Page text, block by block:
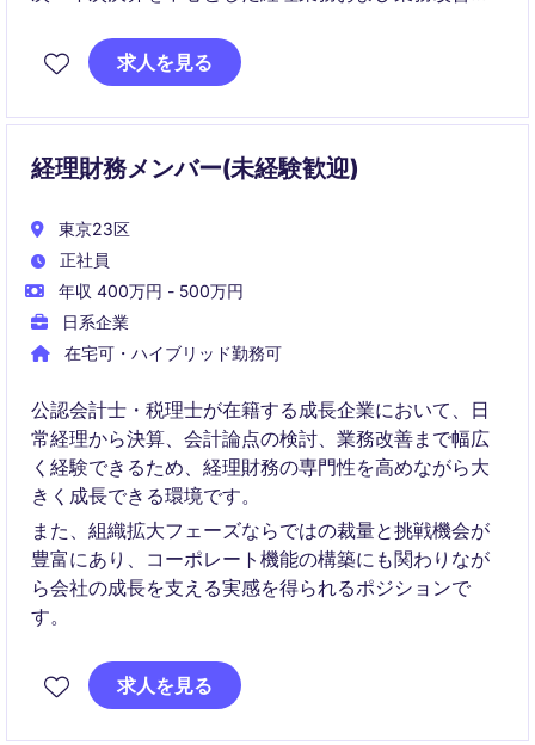
複数グループ会社の経理を横断的に担当しながら、組
求人を見る
経理財務メンバー(未経験歓迎)
東京23区
正社員
年収 400万円 - 500万円
日系企業
在宅可・ハイブリッド勤務可
公認会計士・税理士が在籍する成長企業において、日
常経理から決算、会計論点の検討、業務改善まで幅広
く経験できるため、経理財務の専門性を高めながら大
きく成長できる環境です。
また、組織拡大フェーズならではの裁量と挑戦機会が
豊富にあり、コーポレート機能の構築にも関わりなが
ら会社の成長を支える実感を得られるポジションで
す。
求人を見る